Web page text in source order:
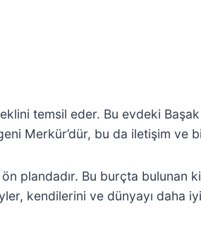
temsil eder. Bu evdeki
Merkür’dür, bu da iletişim ve
plandadır. Bu burçta bulunan
kendilerini ve dünyayı daha